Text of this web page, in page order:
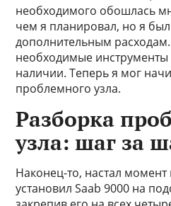
необходимого обошлась
чем я планировал, но я был
дополнительным расходам.
необходимые инструменты
наличии. Теперь я мог
проблемного узла.
Разборка
узла: шаг за
Наконец-то, настал
установил Saab 9000 на